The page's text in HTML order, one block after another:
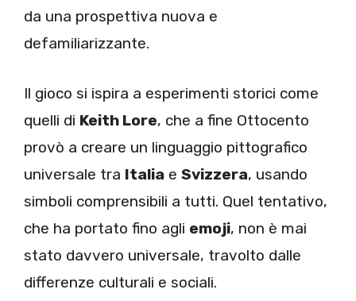
da una prospettiva nuova e
defamiliarizzante.
Il gioco si ispira a esperimenti storici come
quelli di Keith Lore, che a fine Ottocento
provò a creare un linguaggio pittografico
universale tra Italia e Svizzera, usando
simboli comprensibili a tutti. Quel tentativo,
che ha portato fino agli emoji, non è mai
stato davvero universale, travolto dalle
differenze culturali e sociali.